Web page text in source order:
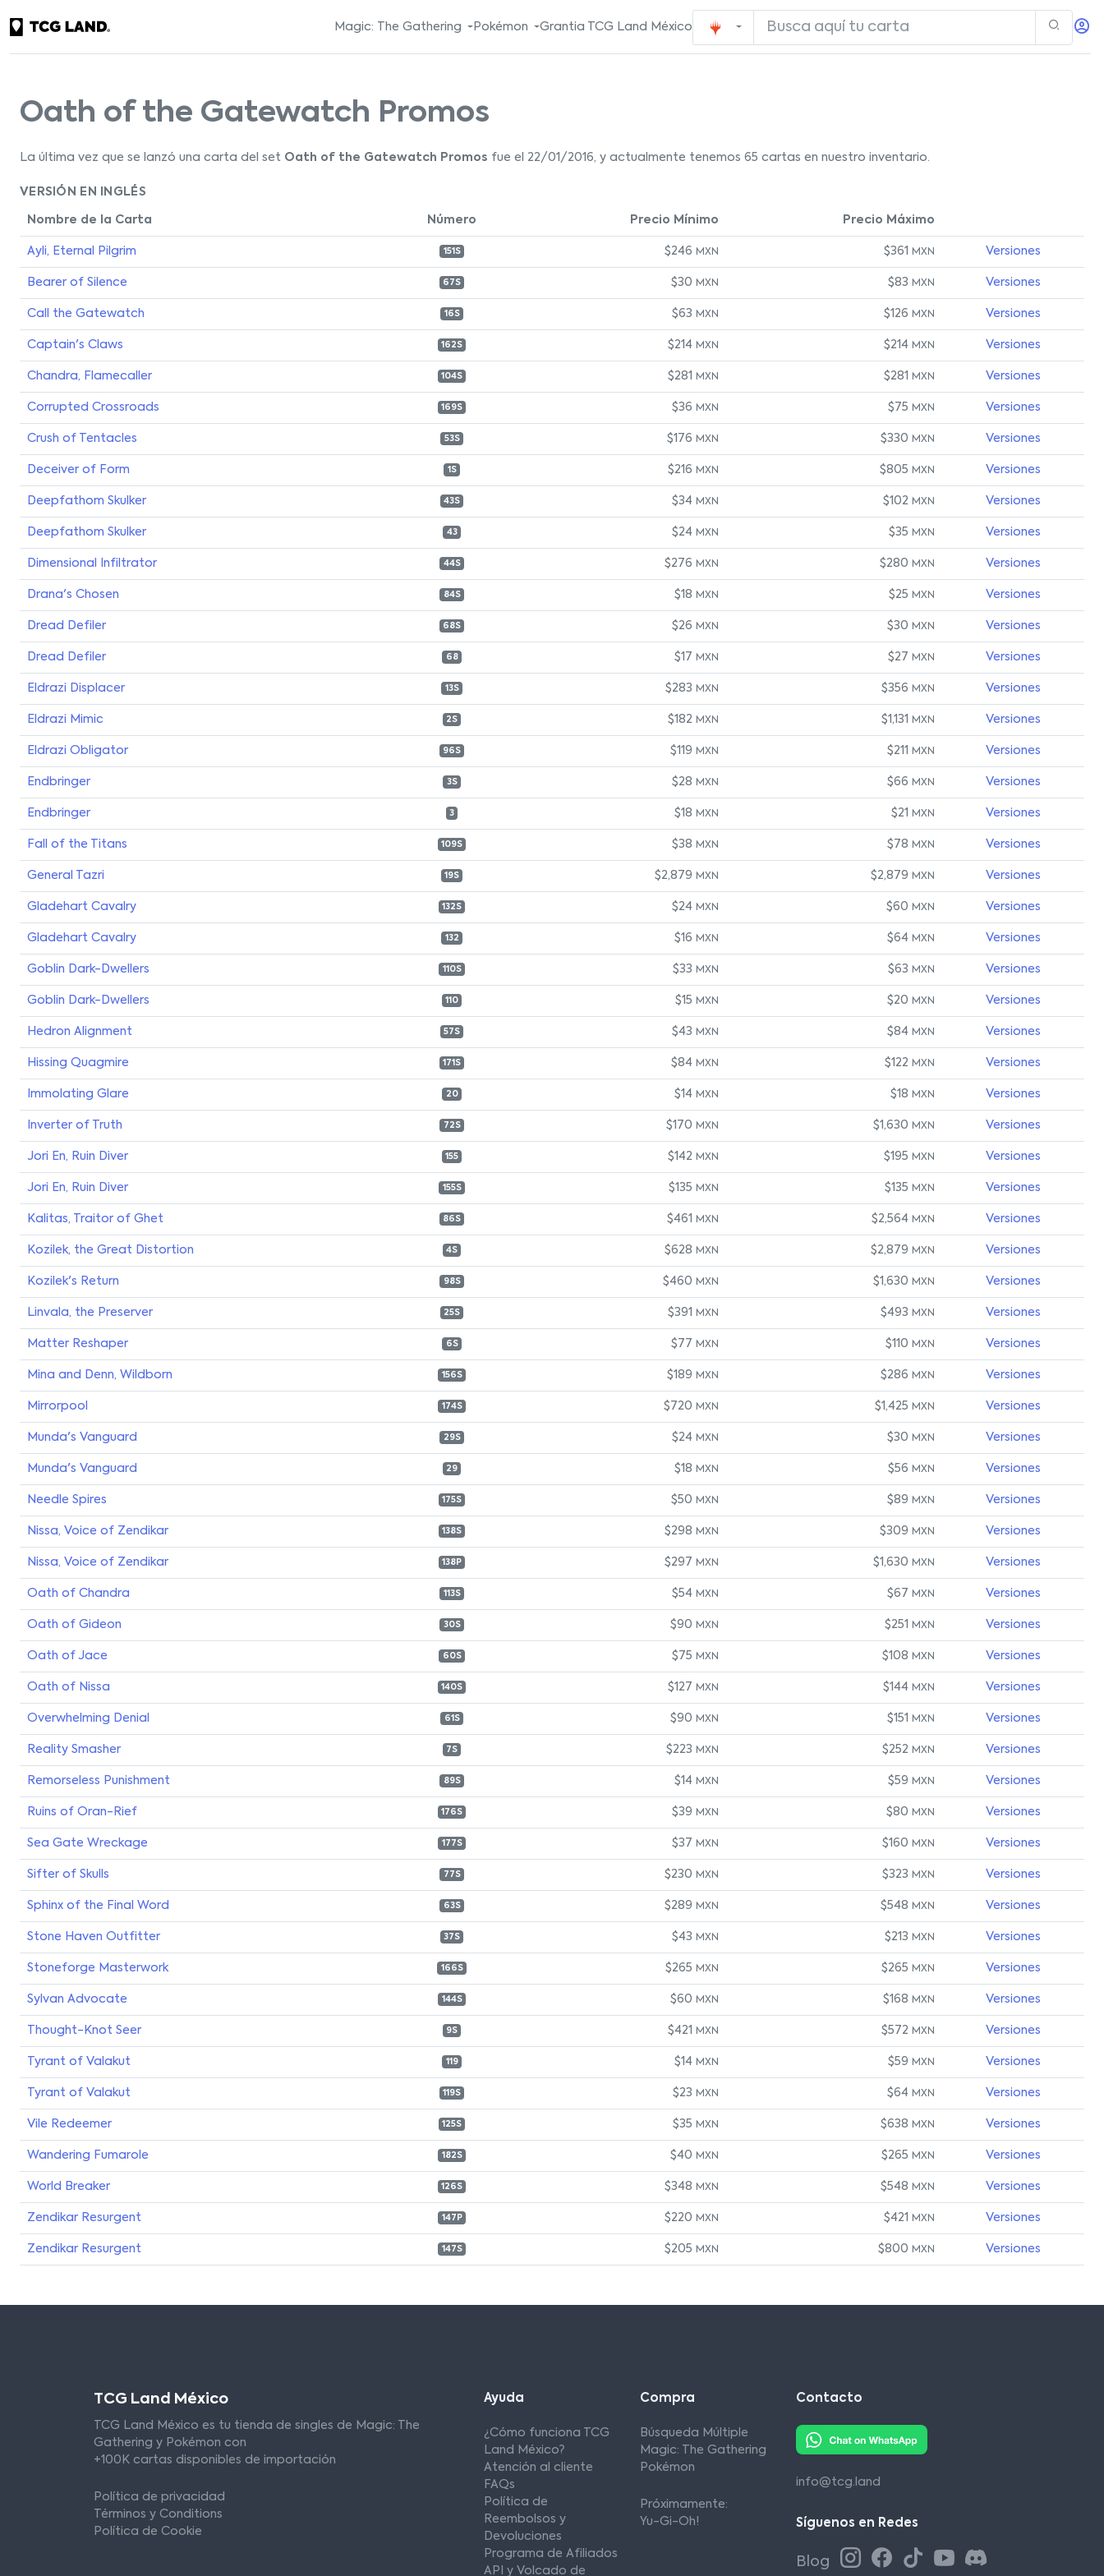
Magic: The Gathering Pokémon Grantia TCG Land México
Oath of the Gatewatch Promos
La última vez que se lanzó una carta del set Oath of the Gatewatch Promos fue el 22/01/2016, y actualmente tenemos 65 cartas en nuestro inventario.
VERSIÓN EN INGLÉS
Nombre de la Carta Número Precio Mínimo Precio Máximo
Ayli, Eternal Pilgrim 151S $246 MXN $361 MXN Versiones
Bearer of Silence 67S $30 MXN $83 MXN Versiones
Call the Gatewatch 16S $63 MXN $126 MXN Versiones
Captain's Claws 162S $214 MXN $214 MXN Versiones
Chandra, Flamecaller 104S $281 MXN $281 MXN Versiones
Corrupted Crossroads 169S $36 MXN $75 MXN Versiones
Crush of Tentacles 53S $176 MXN $330 MXN Versiones
Deceiver of Form 1S $216 MXN $805 MXN Versiones
Deepfathom Skulker 43S $34 MXN $102 MXN Versiones
Deepfathom Skulker 43 $24 MXN $35 MXN Versiones
Dimensional Infiltrator 44S $276 MXN $280 MXN Versiones
Drana's Chosen 84S $18 MXN $25 MXN Versiones
Dread Defiler 68S $26 MXN $30 MXN Versiones
Dread Defiler 68 $17 MXN $27 MXN Versiones
Eldrazi Displacer 13S $283 MXN $356 MXN Versiones
Eldrazi Mimic 2S $182 MXN $1,131 MXN Versiones
Eldrazi Obligator 96S $119 MXN $211 MXN Versiones
Endbringer 3S $28 MXN $66 MXN Versiones
Endbringer 3 $18 MXN $21 MXN Versiones
Fall of the Titans 109S $38 MXN $78 MXN Versiones
General Tazri 19S $2,879 MXN $2,879 MXN Versiones
Gladehart Cavalry 132S $24 MXN $60 MXN Versiones
Gladehart Cavalry 132 $16 MXN $64 MXN Versiones
Goblin Dark-Dwellers 110S $33 MXN $63 MXN Versiones
Goblin Dark-Dwellers 110 $15 MXN $20 MXN Versiones
Hedron Alignment 57S $43 MXN $84 MXN Versiones
Hissing Quagmire 171S $84 MXN $122 MXN Versiones
Immolating Glare 20 $14 MXN $18 MXN Versiones
Inverter of Truth 72S $170 MXN $1,630 MXN Versiones
Jori En, Ruin Diver 155 $142 MXN $195 MXN Versiones
Jori En, Ruin Diver 155S $135 MXN $135 MXN Versiones
Kalitas, Traitor of Ghet 86S $461 MXN $2,564 MXN Versiones
Kozilek, the Great Distortion 4S $628 MXN $2,879 MXN Versiones
Kozilek's Return 98S $460 MXN $1,630 MXN Versiones
Linvala, the Preserver 25S $391 MXN $493 MXN Versiones
Matter Reshaper 6S $77 MXN $110 MXN Versiones
Mina and Denn, Wildborn 156S $189 MXN $286 MXN Versiones
Mirrorpool 174S $720 MXN $1,425 MXN Versiones
Munda's Vanguard 29S $24 MXN $30 MXN Versiones
Munda's Vanguard 29 $18 MXN $56 MXN Versiones
Needle Spires 175S $50 MXN $89 MXN Versiones
Nissa, Voice of Zendikar 138S $298 MXN $309 MXN Versiones
Nissa, Voice of Zendikar 138P $297 MXN $1,630 MXN Versiones
Oath of Chandra 113S $54 MXN $67 MXN Versiones
Oath of Gideon 30S $90 MXN $251 MXN Versiones
Oath of Jace 60S $75 MXN $108 MXN Versiones
Oath of Nissa 140S $127 MXN $144 MXN Versiones
Overwhelming Denial 61S $90 MXN $151 MXN Versiones
Reality Smasher 7S $223 MXN $252 MXN Versiones
Remorseless Punishment 89S $14 MXN $59 MXN Versiones
Ruins of Oran-Rief 176S $39 MXN $80 MXN Versiones
Sea Gate Wreckage 177S $37 MXN $160 MXN Versiones
Sifter of Skulls 77S $230 MXN $323 MXN Versiones
Sphinx of the Final Word 63S $289 MXN $548 MXN Versiones
Stone Haven Outfitter 37S $43 MXN $213 MXN Versiones
Stoneforge Masterwork 166S $265 MXN $265 MXN Versiones
Sylvan Advocate 144S $60 MXN $168 MXN Versiones
Thought-Knot Seer 9S $421 MXN $572 MXN Versiones
Tyrant of Valakut 119 $14 MXN $59 MXN Versiones
Tyrant of Valakut 119S $23 MXN $64 MXN Versiones
Vile Redeemer 125S $35 MXN $638 MXN Versiones
Wandering Fumarole 182S $40 MXN $265 MXN Versiones
World Breaker 126S $348 MXN $548 MXN Versiones
Zendikar Resurgent 147P $220 MXN $421 MXN Versiones
Zendikar Resurgent 147S $205 MXN $800 MXN Versiones
TCG Land México
TCG Land México es tu tienda de singles de Magic: The
Gathering y Pokémon con
+100K cartas disponibles de importación
Política de privacidad
Términos y Conditions
Política de Cookie
Ayuda
¿Cómo funciona TCG
Land México?
Atención al cliente
FAQs
Política de
Reembolsos y
Devoluciones
Programa de Afiliados
API y Volcado de
Compra
Búsqueda Múltiple
Magic: The Gathering
Pokémon
Próximamente:
Yu-Gi-Oh!
Contacto
info@tcg.land
Síguenos en Redes
Blog